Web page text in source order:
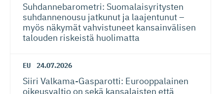
Suhdanneba­ro­metri: Suomalaisy­ri­tysten
suhdannenousu jatkunut ja laajentunut –
myös näkymät vahvistuneet kansainvälisen
talouden riskeistä huolimatta
EU 24.07.2026
Siiri Valkama-Gas­pa­rotti: Eurooppalainen
oikeusvaltio on sekä kansalaisten että